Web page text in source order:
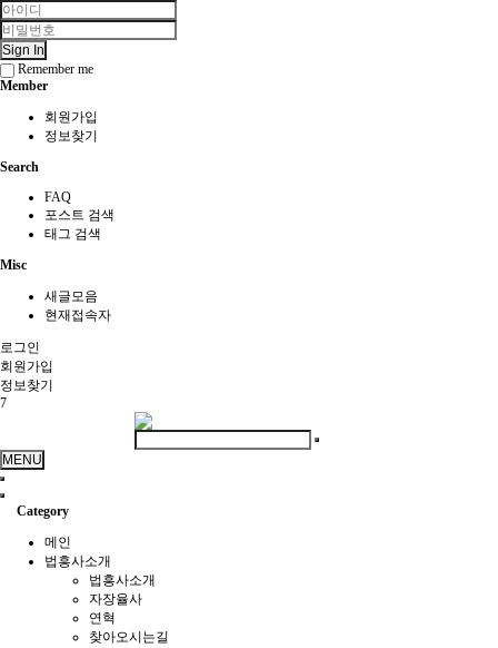
Sign In
Remember me
Member
회원가입
정보찾기
Search
FAQ
포스트 검색
태그 검색
Misc
새글모음
현재접속자
로그인
회원가입
정보찾기
7
MENU
Category
메인
법흥사소개
법흥사소개
자장율사
연혁
찾아오시는길